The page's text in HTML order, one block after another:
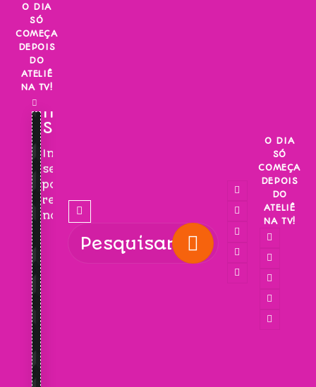
Skip
content
O DIA
SÓ
COMEÇA
DEPOIS
DO
ATELIÊ
NA TV!
INSCREVA-
SE!
Inscreva-
se
para
receber
novidades!
O DIA
SÓ
COMEÇA
DEPOIS
DO
ATELIÊ
NA TV!